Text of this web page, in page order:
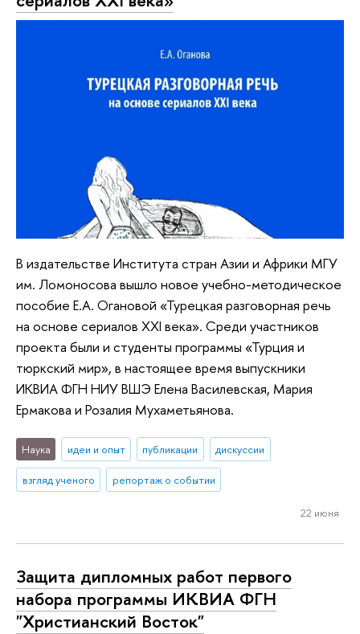
В издательстве Института стран Азии и Африки МГУ
им. Ломоносова вышло новое учебно-методическое
пособие Е.А. Огановой «Турецкая разговорная речь
на основе сериалов ХХI века». Среди участников
проекта были и студенты программы «Турция и
тюркский мир», в настоящее время выпускники
ИКВИА ФГН НИУ ВШЭ Елена Василевская, Мария
Ермакова и Розалия Мухаметьянова.
Наука идеи и опыт публикации дискуссии
взгляд ученого репортаж о событии
22 июня
Защита дипломных работ первого
набора программы ИКВИА ФГН
"Христианский Восток"